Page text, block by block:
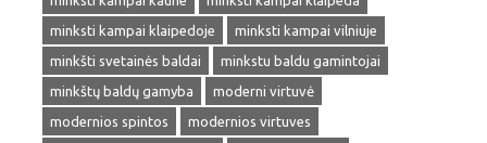
minksti kampai klaipedoje
minksti kampai vilniuje
minkšti svetainės baldai
minkstu baldu gamintojai
minkštų baldų gamyba
moderni virtuvė
modernios spintos
modernios virtuves